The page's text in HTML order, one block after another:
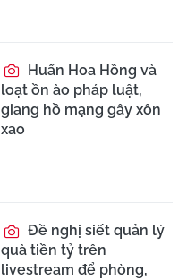
Huấn Hoa Hồng và
loạt ồn ào pháp luật,
giang hồ mạng gây xôn
xao
Đề nghị siết quản lý
quà tiền tỷ trên
livestream để phòng,